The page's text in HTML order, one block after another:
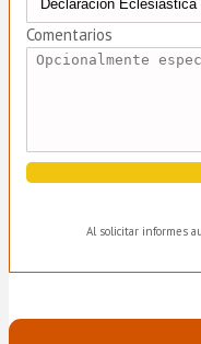
Comentarios
Al solicitar informes